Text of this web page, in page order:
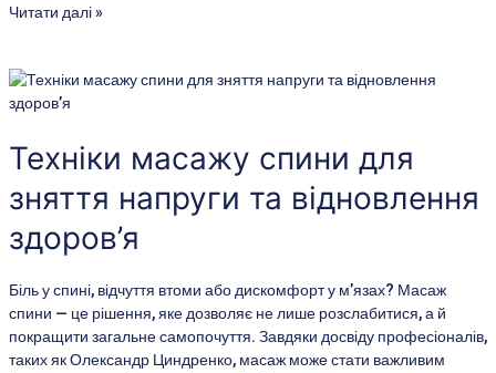
Читати далі »
Техніки масажу спини для
зняття напруги та відновлення
здоров’я
Біль у спині, відчуття втоми або дискомфорт у м’язах? Масаж
спини — це рішення, яке дозволяє не лише розслабитися, а й
покращити загальне самопочуття. Завдяки досвіду професіоналів,
таких як Олександр Циндренко, масаж може стати важливим
Техніки
масажу
для
зняття
напруги
та
відновлення